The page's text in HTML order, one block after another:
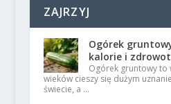
ZAJRZYJ
Ogórek
kalorie i
Ogórek gruntowy to
wieków cieszy się dużym
świecie, a …